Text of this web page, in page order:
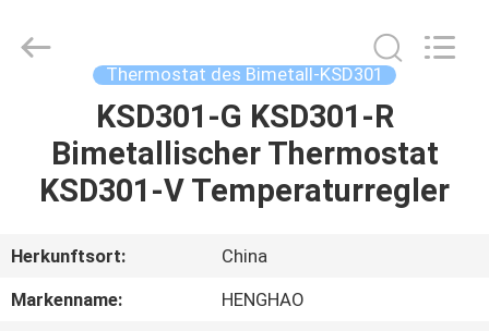
STARTSEITE
PRODUKTE
VR
SHOW
Electric
Thermostat des Bimetall-KSD301
KSD301-G KSD301-R
Bimetallischer Thermostat
KSD301-V Temperaturregler
Herkunftsort:
China
Markenname:
HENGHAO